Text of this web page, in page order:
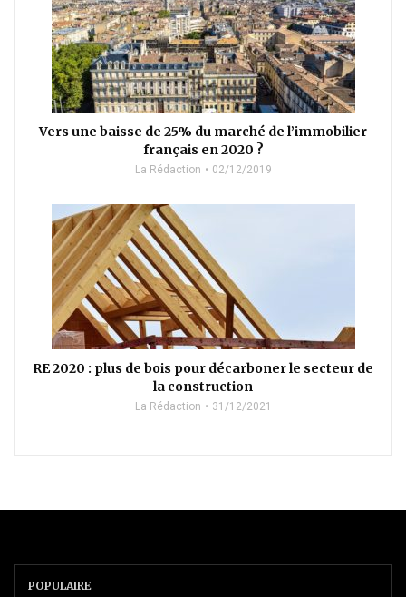
Vers une baisse de 25% du marché de l’immobilier
français en 2020 ?
La Rédaction 02/12/2019
RE 2020 : plus de bois pour décarboner le secteur de
la construction
La Rédaction 31/12/2021
POPULAIRE